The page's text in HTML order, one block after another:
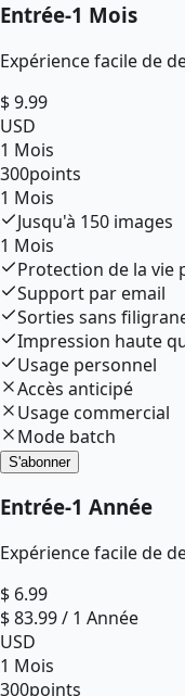
Entrée-1 Mois
Expérience facile de
$9.99
USD
1 Mois
300points
1 Mois
Jusqu'à 150 images
1 Mois
Protection de la vie
Support par email
Sorties sans
Impression haute
Usage personnel
Accès anticipé
Usage commercial
Mode batch
S'abonner
Entrée-1 Année
Expérience facile de
$ 6.99
$83.99/ 1 Année
USD
1 Mois
300points